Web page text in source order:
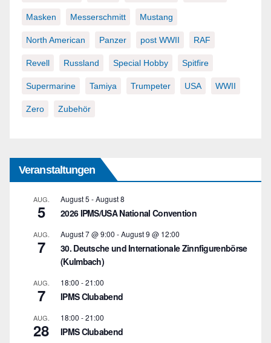
Masken Messerschmitt Mustang
North American Panzer post WWII RAF
Revell Russland Special Hobby Spitfire
Supermarine Tamiya Trumpeter USA WWII
Zero Zubehör
Veranstaltungen
AUG.
5
August 5 -August 8
2026 IPMS/USA National Convention
AUG.
7
August 7 @ 9:00 -August 9 @ 12:00
30. Deutsche und Internationale Zinnfigurenbörse
(Kulmbach)
AUG.
7
18:00 -21:00
IPMS Clubabend
AUG.
28
18:00 -21:00
IPMS Clubabend